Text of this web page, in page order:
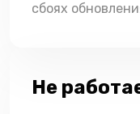
сбоях
Не